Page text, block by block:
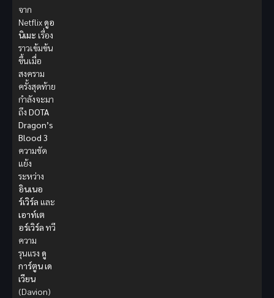
จาก
Netflixดูอ
นิเมะ เรื่อง
ราวเข้มข้น
ขึ้นเมื่อ
สงคราม
ครั้งสุดท้าย
กำลังจะมา
ถึง DOTA
Dragon’s
Blood 3
ความขัด
แย้ง
ระหว่าง
อินเนอ
ร์เวิร์ล และ
เอาท์เต
อร์เวิร์ล ทวี
ความ
รุนแรง ดู
การ์ตูนเด
เวียน
(Davion)